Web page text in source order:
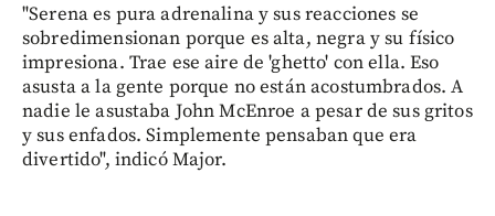
"Serena es pura adrenalina y sus reacciones se
sobredimensionan porque es alta, negra y su físico
impresiona. Trae ese aire de 'ghetto' con ella. Eso
asusta a la gente porque no están acostumbrados. A
nadie le asustaba John McEnroe a pesar de sus gritos
y sus enfados. Simplemente pensaban que era
divertido", indicó Major.